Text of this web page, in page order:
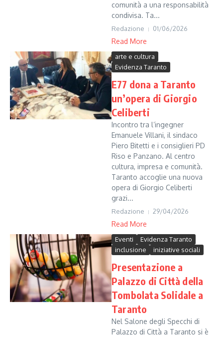
comunità a una responsabilità
condivisa. Ta...
Redazione 01/06/2026
Read More
arte e cultura
Evidenza Taranto
E77 dona a Taranto
un’opera di Giorgio
Celiberti
Incontro tra l’ingegner
Emanuele Villani, il sindaco
Piero Bitetti e i consiglieri PD
Riso e Panzano. Al centro
cultura, impresa e comunità.
Taranto accoglie una nuova
opera di Giorgio Celiberti
grazi...
Redazione 29/04/2026
Read More
Eventi
Evidenza Taranto
inclusione
iniziative sociali
Presentazione a
Palazzo di Città della
Tombolata Solidale a
Taranto
Nel Salone degli Specchi di
Palazzo di Città a Taranto si è